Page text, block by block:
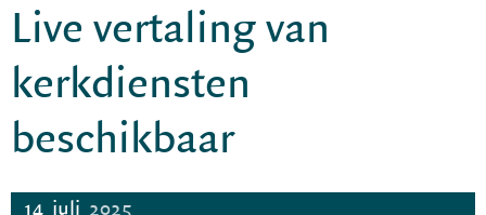
Live vertaling van
kerkdiensten
beschikbaar
14 juli 2025